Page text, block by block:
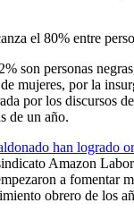
el 80% entre
son personas
mujeres, por la
por los discursos
de un año.
han logrado
Amazon
a fomentar
obrero de los